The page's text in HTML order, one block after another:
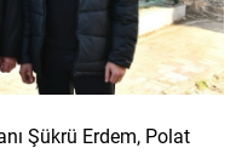
Şükrü Erdem, Polat